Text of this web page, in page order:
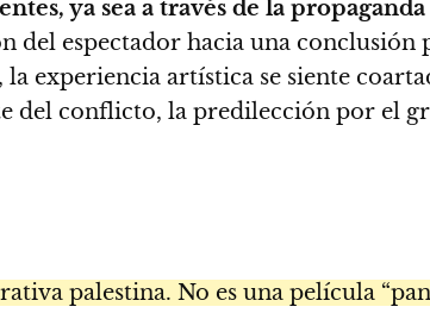
ya sea a través de la
del espectador hacia una conclusión
experiencia artística se siente
del conflicto, la predilección por el
palestina. No es una película